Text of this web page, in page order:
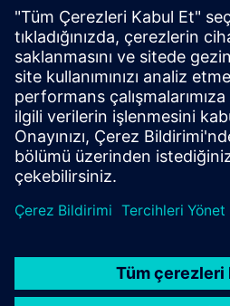
Gelişmiş aşırı yük
Seçilebilir Sınıf 5, 10, 20 ve 30
kapsamlı motor koruması
dengesizliğe ve iç toprak